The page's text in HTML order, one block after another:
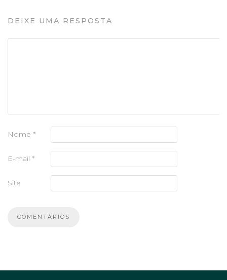
DEIXE UMA RESPOSTA
Nome *
E-mail *
Site